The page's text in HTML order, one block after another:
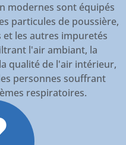
modernes sont équipés
particules de poussière,
et les autres impuretés
l'air ambiant, la
qualité de l'air intérieur,
personnes souffrant
respiratoires.